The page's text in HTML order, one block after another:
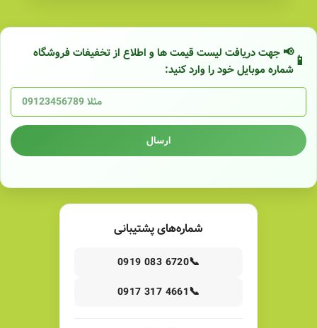
📢 جهت دریافت لیست قیمت ها و اطلاع از تخفیفات فروشگاه
شماره موبایل خود را وارد کنید:
ارسال
شماره‌های پشتیبانی
📞
0919 083 6720
📞
0917 317 4661